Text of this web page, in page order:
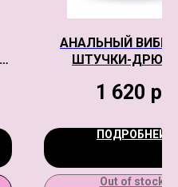
АНАЛЬНЫЙ
ШТУЧКИ-
СМ
1 620 р.
ПОДРОБНЕЙ
Out of stock